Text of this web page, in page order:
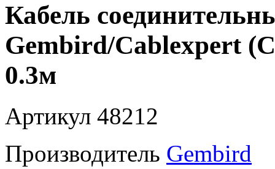
Кабель
Gembird/Cablexpert
0.3м
Артикул 48212
Производитель Gembird